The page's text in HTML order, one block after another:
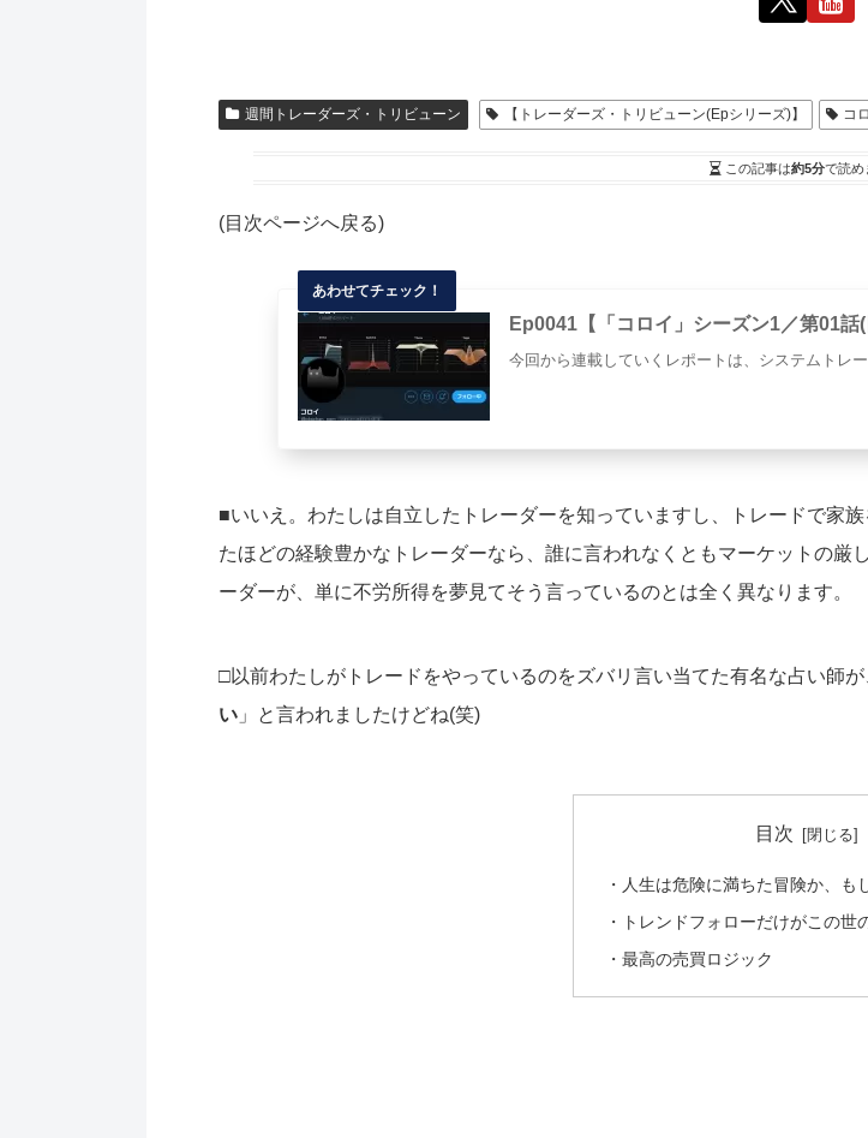
週間トレーダーズ・トリビューン 【トレーダーズ・トリビューン(Epシリーズ)】 コ
この記事は約5分で読め
(目次ページへ戻る)
Ep0041【「コロイ」シーズン1／第01話
今回から連載していくレポートは、システムト
■いいえ。わたしは自立したトレーダーを知っていますし、トレードで家
たほどの経験豊かなトレーダーなら、誰に言われなくともマーケットの厳
ーダーが、単に不労所得を夢見てそう言っているのとは全く異なります。
□以前わたしがトレードをやっているのをズバリ言い当てた有名な占い師が
い 」と言われましたけどね(笑)
目次
・人生は危険に満ちた冒険か、も
・トレンドフォローだけがこの世
・最高の売買ロジック